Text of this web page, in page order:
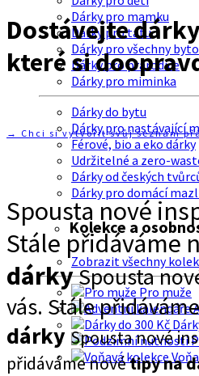
Dárky pro mamku
Dárky pro tátu
Dárky pro všechny
Dárky pro prarodiče
Dárky pro miminka
Dárky do bytu
Dárky pro nastávající
Férové, bio a eko dárky
Udržitelné a zero-
Dárky od českých
Dárky pro domácí
Kolekce a
Zobrazit všechny
Pro muže
Dostávejte
které si
→ Chci si vytvořit svůj seznam
Spousta nové
Stále přidáváme
dárkySpousta
vás. Stále
dárky Spousta nové
přidáváme novétipy na